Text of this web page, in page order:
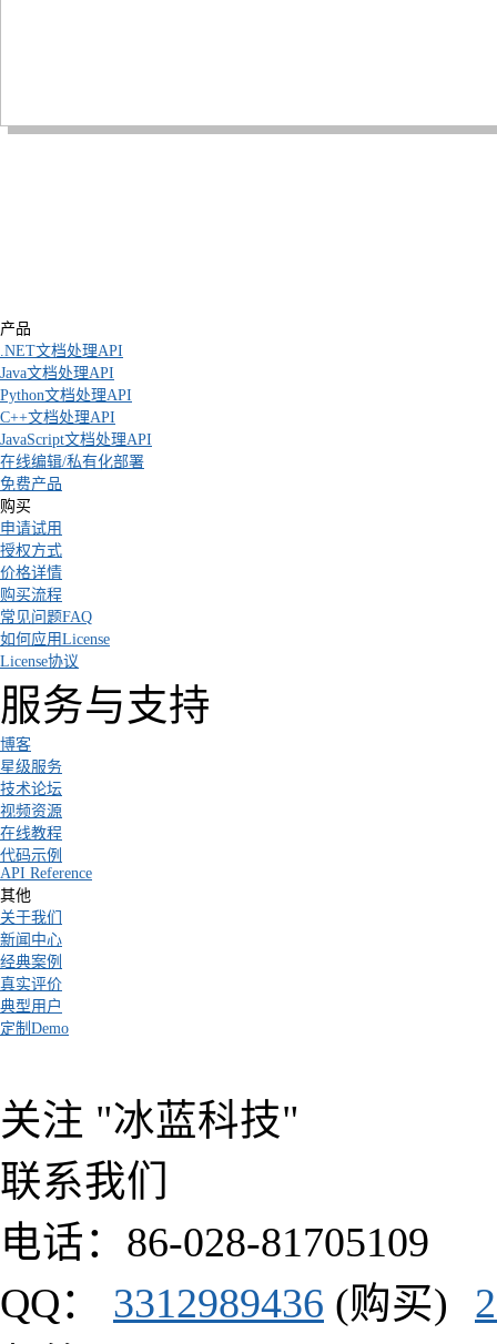
产品
.NET文档处理API
Java文档处理API
Python文档处理API
C++文档处理API
JavaScript文档处理API
在线编辑/私有化部署
免费产品
购买
申请试用
授权方式
价格详情
购买流程
常见问题FAQ
如何应用License
License协议
服务与支持
博客
星级服务
技术论坛
视频资源
在线教程
代码示例
API Reference
其他
关于我们
新闻中心
经典案例
真实评价
典型用户
定制Demo
关注 "冰蓝科技"
联系我们
电话：86-028-81705109
QQ： 3312989436 (购买)